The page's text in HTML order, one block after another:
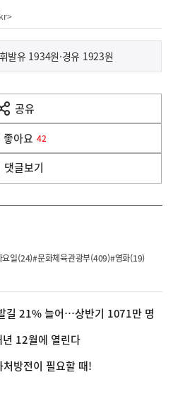
>
발유 1934원·경유 1923원
공유
열
기
좋아요 42
댓글보기
요일(24)#문화체육관광부(409)#영화(19)
길 21% 늘어…상반기 1071만 명
12월에 열린다
방전이 필요할 때!